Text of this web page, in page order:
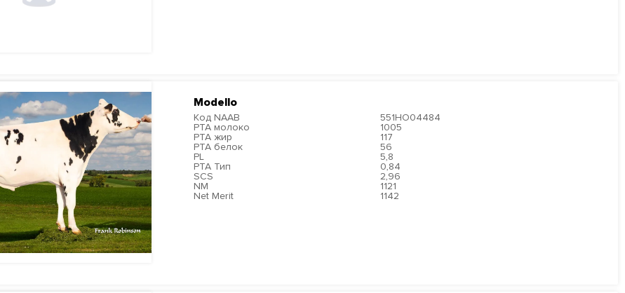
Modello
Код NAAB
551HO04484
PTA молоко
1005
PTA жир
117
PTA белок
56
PL
5,8
PTA Тип
0,84
SCS
2,96
NM
1121
Net Merit
1142